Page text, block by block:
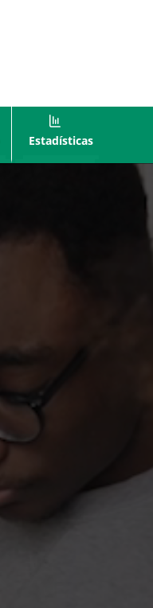
Estadísticas